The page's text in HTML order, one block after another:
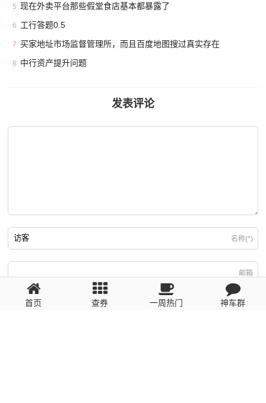
5 现在外卖平台那些假堂食店基本都暴露了
6 工行答题0.5
7 买家地址市场监督管理所，而且百度地图搜过真实存在
8 中行资产提升问题
发表评论
名称(*)
邮箱
回复需填写必要信息
首页 查券 一周热门 神车群